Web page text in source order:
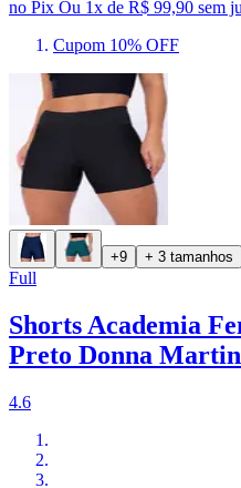
no Pix Ou 1x de R$ 99,90 sem
Cupom 10% OFF
+9 + 3 tamanhos
Full
Shorts Academia
Preto Donna
4.6